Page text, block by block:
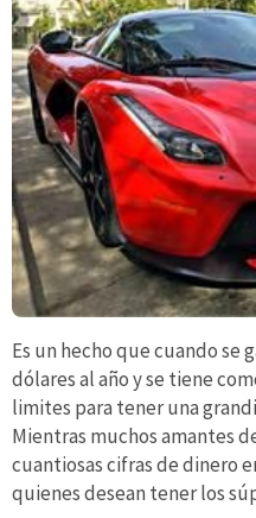
Es un hecho que cuando se
dólares al año y se tiene
limites para tener una
Mientras muchos amantes
cuantiosas cifras de dinero
quienes desean tener los